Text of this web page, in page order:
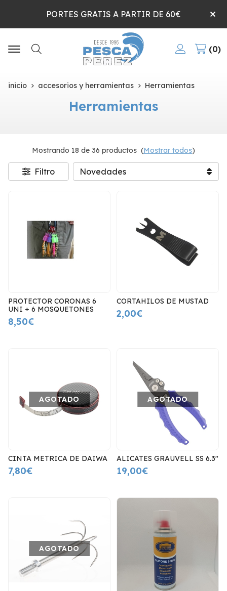
PORTES GRATIS A PARTIR DE 60€
Buscar
0
inicio accesorios y herramientas Herramientas
Herramientas
Mostrando 18 de 36 productos (Mostrar todos)
Filtro
PROTECTOR CORONAS 6
UNI + 6 MOSQUETONES
8,50€
CORTAHILOS DE MUSTAD
2,00€
AGOTADO
CINTA METRICA DE DAIWA
7,80€
AGOTADO
ALICATES GRAUVELL SS 6.3"
19,00€
AGOTADO